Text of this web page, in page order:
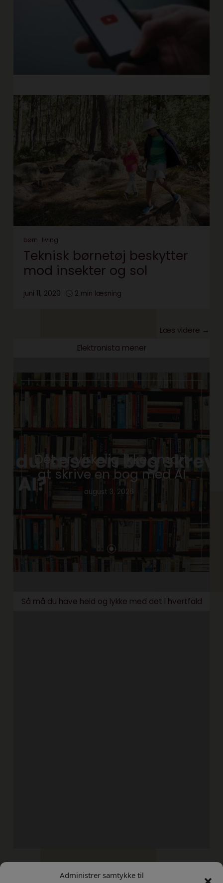
Administrer samtykke til
børn living
Teknisk børnetøj beskytter
mod insekter og sol
juni 11, 2020 2 min læsning
Læs videre →
Elektronista mener
Det er virkelig ikke smart
at skrive en bog med AI
august 3, 2026
Så må du have held og lykke med det i hvertfald